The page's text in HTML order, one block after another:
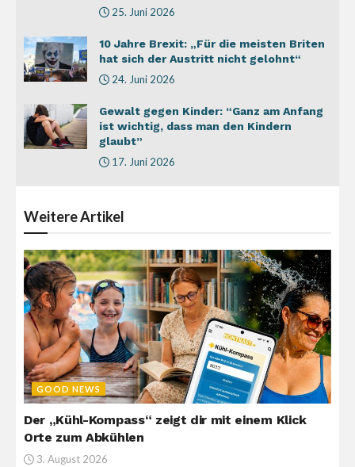
25. Juni 2026
10 Jahre Brexit: „Für die meisten Briten
hat sich der Austritt nicht gelohnt“
24. Juni 2026
Gewalt gegen Kinder: “Ganz am Anfang
ist wichtig, dass man den Kindern
glaubt”
17. Juni 2026
WeitereArtikel
GOOD NEWS
Der „Kühl-Kompass“ zeigt dir mit einem Klick
Orte zum Abkühlen
3. August 2026